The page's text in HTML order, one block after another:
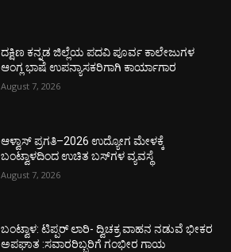
ದಕ್ಷಿಣ ಕನ್ನಡ ಜಿಲ್ಲೆಯ ಪದವಿ ಪೂರ್ವ ಕಾಲೇಜುಗಳ
ಆಂಗ್ಲ ಭಾಷೆ ಉಪನ್ಯಾಸಕರಿಗಾಗಿ ಕಾರ್ಯಾಗಾರ
August 7, 2026
ಆಳ್ವಾಸ್ ಪ್ರಗತಿ–2026 ಉದ್ಯೋಗ ಮೇಳಕ್ಕೆ
ಬಂಟ್ವಾಳದಿಂದ ಉಚಿತ ಬಸ್‌ಗಳ ವ್ಯವಸ್ಥೆ
August 7, 2026
ಬಂಟ್ವಾಳ: ಟಿಪ್ಪರ್ ಲಾರಿ- ದ್ವಿಚಕ್ರ ವಾಹನ ನಡುವೆ ಭೀಕರ
ಅಪಘಾತ :ಸವಾರರಿಬ್ಬರಿಗೆ ಗಂಭೀರ ಗಾಯ